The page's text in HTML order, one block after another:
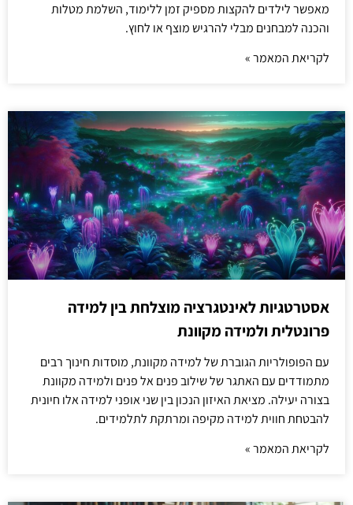
מאפשר לילדים להקצות מספיק זמן ללימוד, השלמת מטלות
והכנה למבחנים מבלי להרגיש מוצף או לחוץ.
לקריאת המאמר »
אסטרטגיות לאינטגרציה מוצלחת בין למידה
פרונטלית ולמידה מקוונת
עם הפופולריות הגוברת של למידה מקוונת, מוסדות חינוך רבים
מתמודדים עם האתגר של שילוב פנים אל פנים ולמידה מקוונת
בצורה יעילה. מציאת האיזון הנכון בין שני אופני למידה אלו חיונית
להבטחת חווית למידה מקיפה ומרתקת לתלמידים.
לקריאת המאמר »